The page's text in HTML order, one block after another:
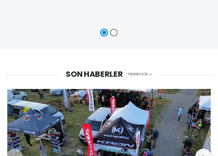
SON HABERLER TÜMÜNÜ GÖR →